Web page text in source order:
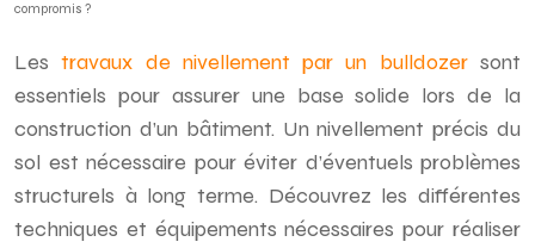
compromis ?
Lestravaux de nivellement par un bulldozersont
essentiels pour assurer une base solide lors de la
construction d’un bâtiment. Un nivellement précis du
sol est nécessaire pour éviter d’éventuels problèmes
structurels à long terme. Découvrez les différentes
techniques et équipements nécessaires pour réaliser